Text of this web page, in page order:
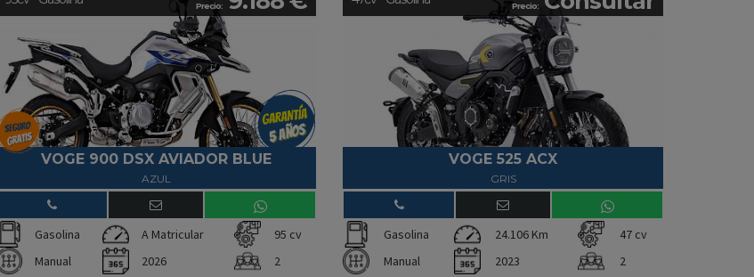
Precio:
VOGE 900 DSX AVIADOR BLUE
AZUL
Gasolina A Matricular
95 cv
Manual
2026 2
Precio:
VOGE 525 ACX
GRIS
Gasolina 24.106 Km
47 cv
Manual
2023 2